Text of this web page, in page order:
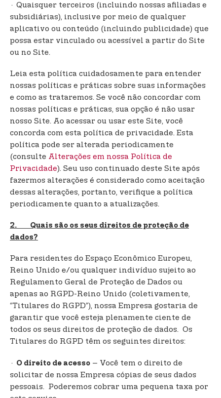
· Quaisquer terceiros (incluindo nossas afiliadas e
subsidiárias), inclusive por meio de qualquer
aplicativo ou conteúdo (incluindo publicidade) que
possa estar vinculado ou acessível a partir do Site
ou no Site.
Leia esta política cuidadosamente para entender
nossas políticas e práticas sobre suas informações
e como as trataremos. Se você não concordar com
nossas políticas e práticas, sua opção é não usar
nosso Site. Ao acessar ou usar este Site, você
concorda com esta política de privacidade. Esta
política pode ser alterada periodicamente
(consulte Alterações em nossa Política de
Privacidade). Seu uso continuado deste Site após
fazermos alterações é considerado como aceitação
dessas alterações, portanto, verifique a política
periodicamente quanto a atualizações.
2. Quais são os seus direitos de proteção de
dados?
Para residentes do Espaço Econômico Europeu,
Reino Unido e/ou qualquer indivíduo sujeito ao
Regulamento Geral de Proteção de Dados ou
apenas ao RGPD-Reino Unido (coletivamente,
“Titulares do RGPD”), nossa Empresa gostaria de
garantir que você esteja plenamente ciente de
todos os seus direitos de proteção de dados. Os
Titulares do RGPD têm os seguintes direitos:
· O direito de acesso – Você tem o direito de
solicitar de nossa Empresa cópias de seus dados
pessoais. Poderemos cobrar uma pequena taxa por